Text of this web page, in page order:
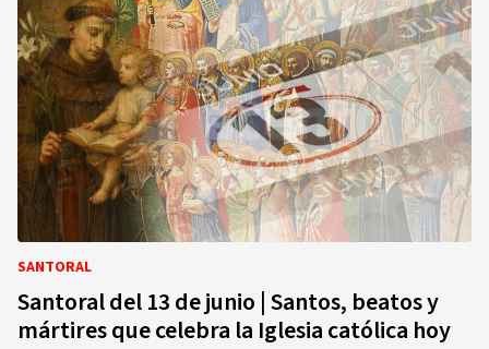
SANTORAL
Santoral del 13 de junio | Santos, beatos y
mártires que celebra la Iglesia católica hoy